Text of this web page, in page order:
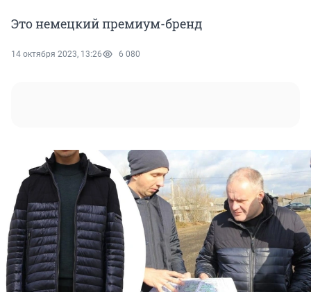
Это немецкий премиум-бренд
14 октября 2023, 13:26 6 080